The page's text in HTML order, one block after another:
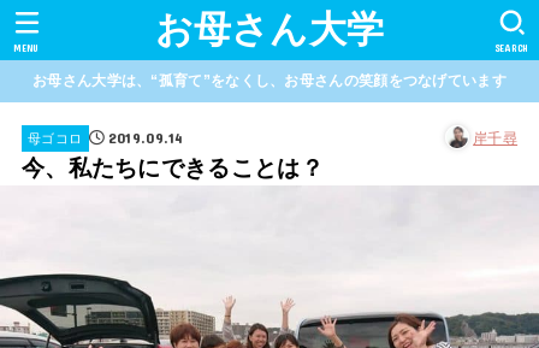
お母さん大学 SEARCH
MENU
お母さん大学は、“孤育て”をなくし、お母さんの笑顔をつなげています
母ゴコロ 2019.09.14 岸千尋
今、私たちにできることは？